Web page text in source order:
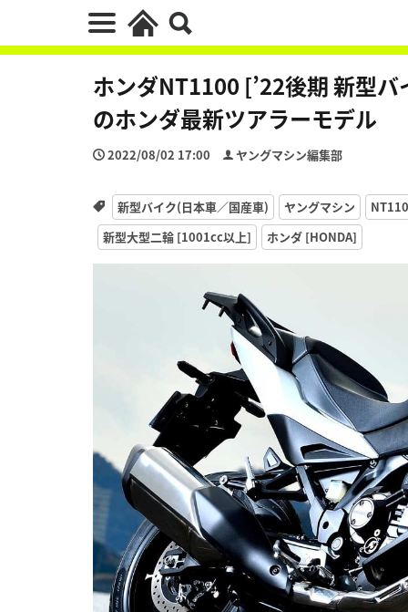
ホンダNT1100 [’22後期 新型
のホンダ最新ツアラーモデル
2022/08/02 17:00 ヤングマシン編集部
新型バイク(日本車／国産車) ヤングマシン
新型大型二輪 [1001cc以上]
ホンダ [HONDA]